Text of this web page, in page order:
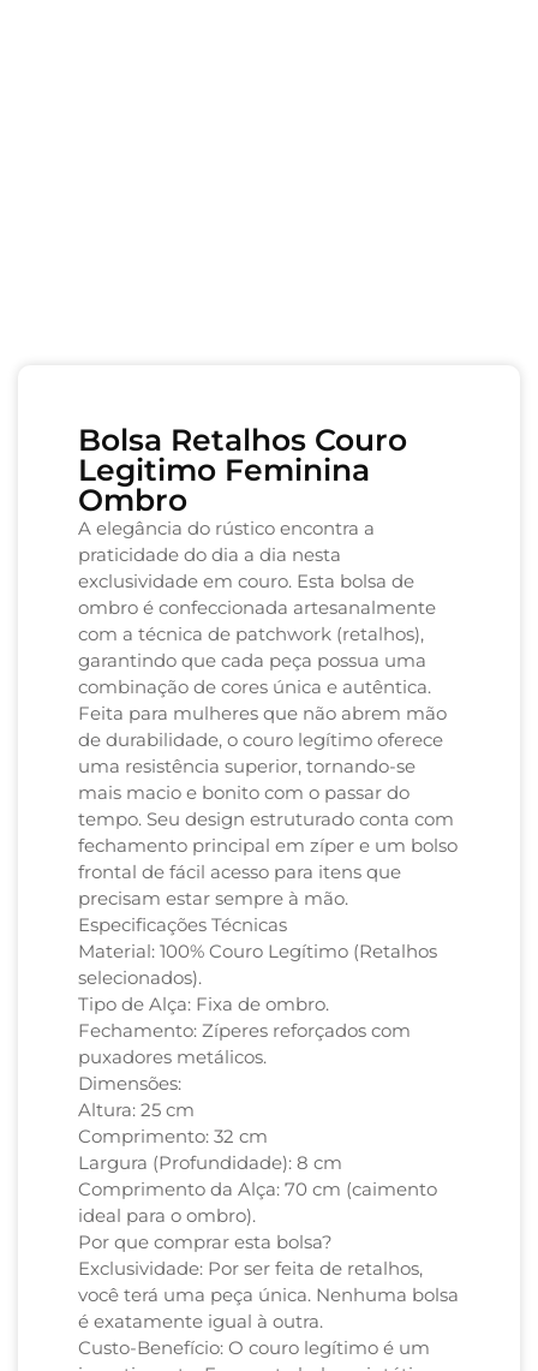
Bolsa Retalhos Couro
Legitimo Feminina
Ombro
A elegância do rústico encontra a
praticidade do dia a dia nesta
exclusividade em couro. Esta bolsa de
ombro é confeccionada artesanalmente
com a técnica de patchwork (retalhos),
garantindo que cada peça possua uma
combinação de cores única e autêntica.
Feita para mulheres que não abrem mão
de durabilidade, o couro legítimo oferece
uma resistência superior, tornando-se
mais macio e bonito com o passar do
tempo. Seu design estruturado conta com
fechamento principal em zíper e um bolso
frontal de fácil acesso para itens que
precisam estar sempre à mão.
Especificações Técnicas
Material: 100% Couro Legítimo (Retalhos
selecionados).
Tipo de Alça: Fixa de ombro.
Fechamento: Zíperes reforçados com
puxadores metálicos.
Dimensões:
Altura: 25 cm
Comprimento: 32 cm
Largura (Profundidade): 8 cm
Comprimento da Alça: 70 cm (caimento
ideal para o ombro).
Por que comprar esta bolsa?
Exclusividade: Por ser feita de retalhos,
você terá uma peça única. Nenhuma bolsa
é exatamente igual à outra.
Custo-Benefício: O couro legítimo é um